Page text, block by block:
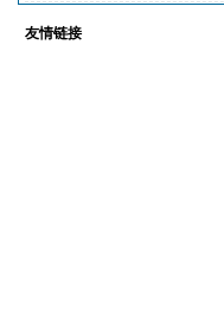
友情链接